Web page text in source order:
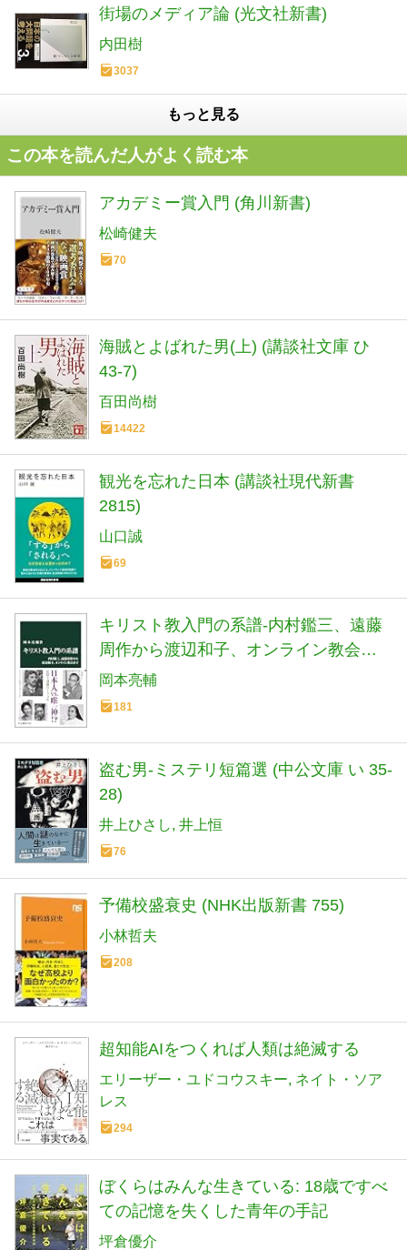
街場のメディア論 (光文社新書)
内田樹
3037
もっと見る
この本を読んだ人がよく読む本
アカデミー賞入門 (角川新書)
松崎健夫
70
海賊とよばれた男(上) (講談社文庫 ひ
43-7)
百田尚樹
14422
観光を忘れた日本 (講談社現代新書
2815)
山口誠
69
キリスト教入門の系譜-内村鑑三、遠藤
周作から渡辺和子、オンライン教会ま
で (中公新書 2893)
岡本亮輔
181
盗む男-ミステリ短篇選 (中公文庫 い 35-
28)
井上ひさし 井上恒
76
予備校盛衰史 (NHK出版新書 755)
小林哲夫
208
超知能AIをつくれば人類は絶滅する
エリーザー・ユドコウスキー ネイト・ソア
レス
294
ぼくらはみんな生きている: 18歳ですべ
ての記憶を失くした青年の手記
坪倉優介